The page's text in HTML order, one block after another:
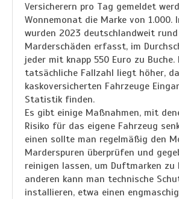
Versicherern pro Tag gemeldet
Wonnemonat die Marke von 1.000.
wurden 2023 deutschlandweit
Marderschäden erfasst, im
jeder mit knapp 550 Euro zu Buche.
tatsächliche Fallzahl liegt höher,
kaskoversicherten Fahrzeuge
Statistik finden.
Es gibt einige Maßnahmen, mit
Risiko für das eigene Fahrzeug
einen sollte man regelmäßig den
Marderspuren überprüfen und
reinigen lassen, um Duftmarken zu
anderen kann man technische
installieren, etwa einen